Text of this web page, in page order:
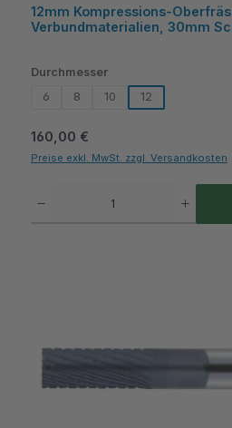
12mm Kompressions-
Verbundmaterialien, 30mm
Durchmesserauswählen
6
8 10 12
Regulärer Preis:
160,00 €
Preise exkl. MwSt. zzgl. Versandkosten